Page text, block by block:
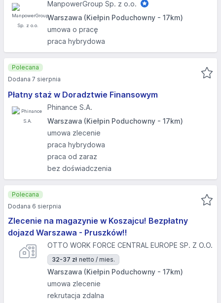
ManpowerGroup Sp. z o.o.
Warszawa (Kiełpin Poduchowny - 17km)
umowa o pracę
praca hybrydowa
Płatny staż w Doradztwie Finansowym
Phinance S.A.
Warszawa (Kiełpin Poduchowny - 17km)
umowa zlecenie
praca hybrydowa
praca od zaraz
bez doświadczenia
Polecana
Dodana 7 sierpnia
Zlecenie na magazynie w Koszajcu! Bezpłatny
dojazd Warszawa - Pruszków!!
OTTO WORK FORCE CENTRAL EUROPE SP. Z O.O.
32-37 zł netto / mies.
Warszawa (Kiełpin Poduchowny - 17km)
umowa zlecenie
rekrutacja zdalna
Polecana
Dodana 6 sierpnia